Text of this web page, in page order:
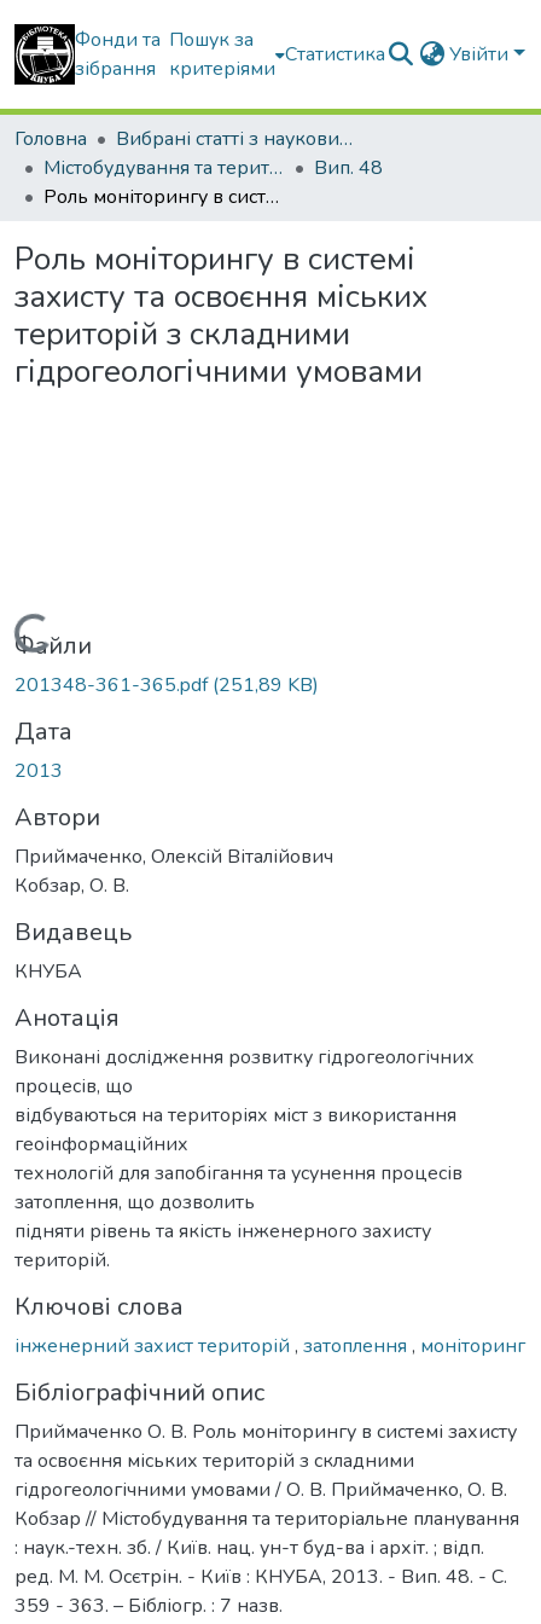
Фонди та
зібрання
Пошук за
критеріями
Статистика Увійти
Головна
Вибрані статті з наукових збірників КНУБА
Містобудування та територіальне планування
Вип. 48
Роль моніторингу в системі захисту та освоєння міських територій з складними гідрогеологічними умовами
Роль моніторингу в системі
захисту та освоєння міських
територій з складними
гідрогеологічними умовами
Вантажиться...
Файли
201348-361-365.pdf(251,89 KB)
Дата
2013
Автори
Приймаченко, Олексій Віталійович
Кобзар, О. В.
Видавець
КНУБА
Анотація
Виконані дослідження розвитку гідрогеологічних
процесів, що
відбуваються на територіях міст з використання
геоінформаційних
технологій для запобігання та усунення процесів
затоплення, що дозволить
підняти рівень та якість інженерного захисту
територій.
Ключові слова
інженерний захист територій , затоплення , моніторинг
Бібліографічний опис
Приймаченко О. В. Роль моніторингу в системі захисту
та освоєння міських територій з складними
гідрогеологічними умовами / О. В. Приймаченко, О. В.
Кобзар // Містобудування та територіальне планування
: наук.-техн. зб. / Київ. нац. ун-т буд-ва і архіт. ; відп.
ред. М. М. Осєтрін. - Київ : КНУБА, 2013. - Вип. 48. - С.
359 - 363. – Бібліогр. : 7 назв.